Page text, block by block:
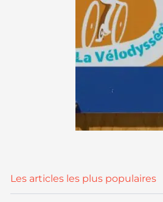
Les articles les plus populaires